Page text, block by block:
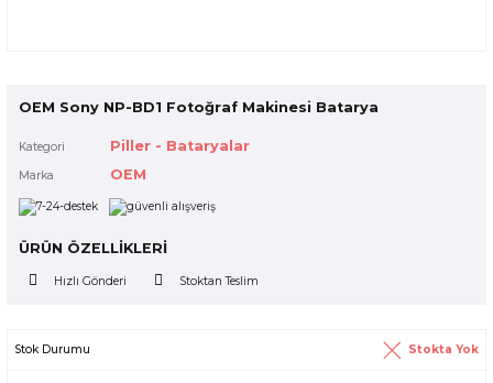
OEM Sony NP-BD1 Fotoğraf Makinesi Batarya
Kategori Piller - Bataryalar
Marka OEM
ÜRÜN ÖZELLİKLERİ
Hızlı Gönderi Stoktan Teslim
Stok Durumu Stokta Yok